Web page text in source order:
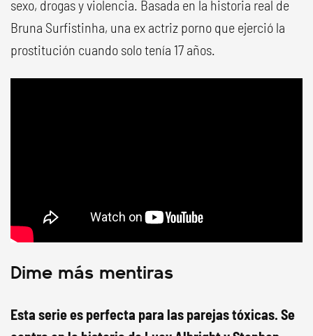
sexo, drogas y violencia. Basada en la historia real de
Bruna Surfistinha, una ex actriz porno que ejerció la
prostitución cuando solo tenía 17 años.
Dime más mentiras
Esta serie es perfecta para las parejas tóxicas. Se